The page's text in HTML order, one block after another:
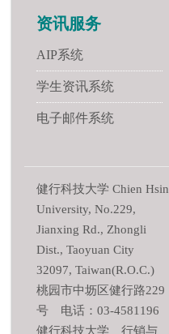
资讯服务
AIP系统
学生资讯系统
电子邮件系统
健行科技大学 Chien Hsin
University, No.229,
Jianxing Rd., Zhongli
Dist., Taoyuan City
32097, Taiwan(R.O.C.)
桃园市中坜区健行路229
号 电话：03-4581196
健行科技大学 行销与